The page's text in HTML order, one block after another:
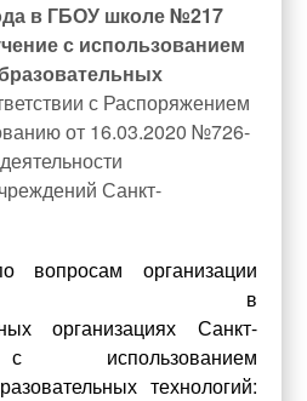
организации
в ГБОУ школе №217
с использованием
с Распоряжением
от 16.03.2020 №726-
Санкт-
вопросам организации
в
организациях Санкт-
использованием
технологий: